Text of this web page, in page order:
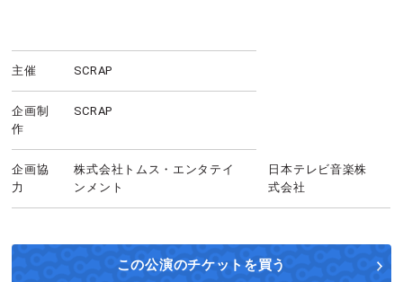
主催 SCRAP
企画制
作
SCRAP
企画協
力
株式会社トムス・エンタテイ
ンメント
日本テレビ音楽株
式会社
この公演のチケットを買う